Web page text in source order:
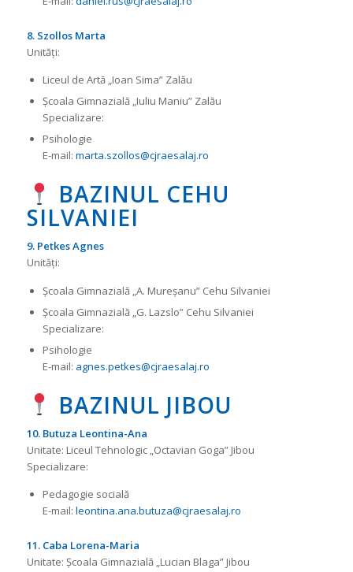
8. Szollos Marta
Unități:
Liceul de Artă „Ioan Sima” Zalău
Școala Gimnazială „Iuliu Maniu” Zalău
Specializare:
Psihologie
E-mail: marta.szollos@cjraesalaj.ro
BAZINUL CEHU
SILVANIEI
9. Petkes Agnes
Unități:
Școala Gimnazială „A. Mureșanu” Cehu Silvaniei
Școala Gimnazială „G. Lazslo” Cehu Silvaniei
Specializare:
Psihologie
E-mail: agnes.petkes@cjraesalaj.ro
BAZINUL JIBOU
10. Butuza Leontina-Ana
Unitate: Liceul Tehnologic „Octavian Goga” Jibou
Specializare:
Pedagogie socială
E-mail: leontina.ana.butuza@cjraesalaj.ro
11. Caba Lorena-Maria
Unitate: Școala Gimnazială „Lucian Blaga” Jibou